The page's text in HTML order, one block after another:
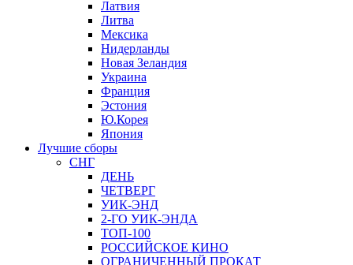
Латвия
Литва
Мексика
Нидерланды
Новая Зеландия
Украина
Франция
Эстония
Ю.Корея
Япония
Лучшие сборы
СНГ
ДЕНЬ
ЧЕТВЕРГ
УИК-ЭНД
2-ГО УИК-ЭНДА
ТОП-100
РОССИЙСКОЕ КИНО
ОГРАНИЧЕННЫЙ ПРОКАТ